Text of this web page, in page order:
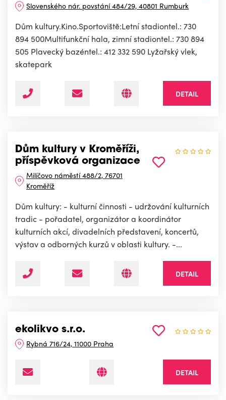
Slovenského nár. povstání 484/29, 40801 Rumburk
Dům kultury.Kino.Sportoviště:Letní stadiontel.: 730
894 500Multifunkční hala, zimní stadiontel.: 730 894
505 Plavecký bazéntel.: 412 332 590 Lyžařský vlek,
skatepark
DETAIL
Dům kultury v Kroměříži,
příspěvková organizace
Milíčovo náměstí 488/2, 76701
Kroměříž
Dům kultury: - kulturní činnosti - udržování kulturních
tradic - pořadatel, organizátor a koordinátor
kulturních akcí, divadelních představení, koncertů,
výstav a odborných kurzů v oblasti kultury. -...
DETAIL
ekolikvo s.r.o.
Rybná 716/24, 11000 Praha
DETAIL